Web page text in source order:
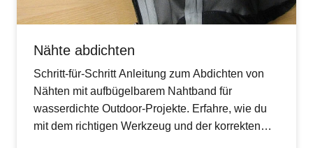
Nähte abdichten
Schritt-für-Schritt Anleitung zum Abdichten von
Nähten mit aufbügelbarem Nahtband für
wasserdichte Outdoor-Projekte. Erfahre, wie du
mit dem richtigen Werkzeug und der korrekten